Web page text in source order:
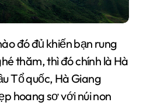
thăm, thì đó chính là Hà
Tổ quốc, Hà Giang
hoang sơ với núi non